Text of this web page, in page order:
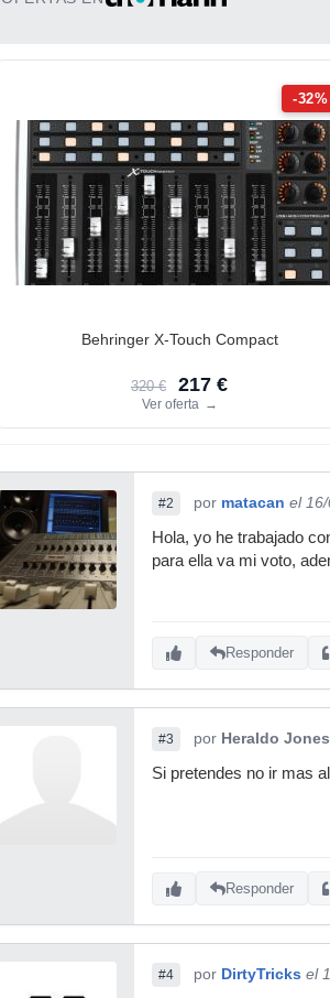
-32%
Behringer X-Touch Compact
320 € 217 €
Ver oferta →
#2 por matacan el
Hola, yo he trabajado
para ella va mi voto,
Responder
#3 por Heraldo Jones
Si pretendes no ir mas
Responder
#4 por DirtyTricks el